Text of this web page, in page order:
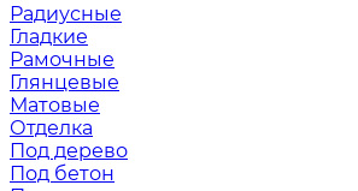
Радиусные
Гладкие
Рамочные
Глянцевые
Матовые
Отделка
Под дерево
Под бетон